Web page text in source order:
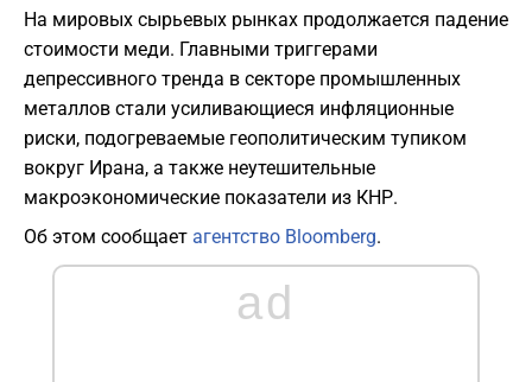
На мировых сырьевых рынках продолжается падение
стоимости меди. Главными триггерами
депрессивного тренда в секторе промышленных
металлов стали усиливающиеся инфляционные
риски, подогреваемые геополитическим тупиком
вокруг Ирана, а также неутешительные
макроэкономические показатели из КНР.
Об этом сообщает агентство Bloomberg.
ad